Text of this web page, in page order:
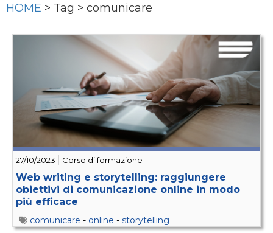
HOME > Tag > comunicare
27/10/2023 Corso di formazione
Web writing e storytelling: raggiungere
obiettivi di comunicazione online in modo
più efficace
comunicare - online - storytelling